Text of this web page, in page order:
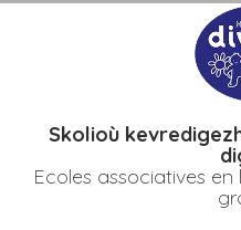
Skolioù
Ecoles associatives
Etablissements >